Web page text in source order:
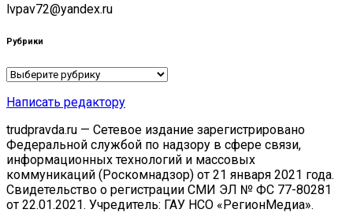
lvpav72@yandex.ru
Рубрики
Рубрики
Написать редактору
trudpravda.ru — Сетевое издание зарегистрировано
Федеральной службой по надзору в сфере связи,
информационных технологий и массовых
коммуникаций (Роскомнадзор) от 21 января 2021 года.
Свидетельство о регистрации СМИ ЭЛ № ФС 77-80281
от 22.01.2021. Учредитель: ГАУ НСО «РегионМедиа».